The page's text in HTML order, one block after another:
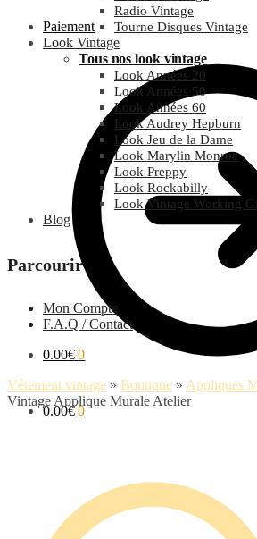
Paiement
0.00€ 0
Radio Vintage
Tourne Disques Vintage
Look Vintage
Tous nos look vintage
Look Années 20
Look Années 50
Look Années 60
Look Audrey Hepburn
Look Jeu de la Dame
Look Marylin Monroe
Look Preppy
Look Rockabilly
Look Vintage Working
Blog
Parcourir
Mon Compte
F.A.Q / Contact
0.00€ 0
Vêtement vintage » Boutique » Appliques
Vintage Applique Murale Atelier